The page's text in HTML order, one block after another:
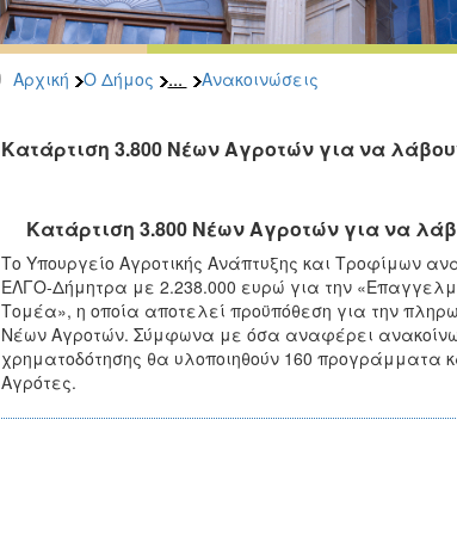
Αρχική Ο Δήμος ... Ανακοινώσεις
Κατάρτιση 3.800 Νέων Αγροτών για να
Κατάρτιση 3.800 Νέων Αγροτών για να
Το Υπουργείο Αγροτικής Ανάπτυξης και Τροφίμων
ΕΛΓΟ-Δήμητρα με 2.238.000 ευρώ για την
Τομέα», η οποία αποτελεί προϋπόθεση για την
Νέων Αγροτών. Σύμφωνα με όσα αναφέρει
χρηματοδότησης θα υλοποιηθούν 160 προγράμματα
Αγρότες.